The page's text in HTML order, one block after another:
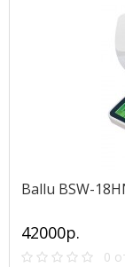
Ballu BSW-
42000р.
0